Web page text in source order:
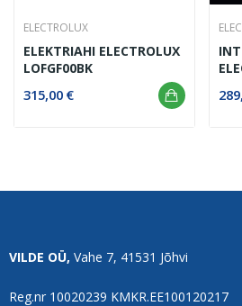
ELECTROLUX
ELEKTRIAHI ELECTROLUX
LOFGF00BK
315,00 €
VILDE OÜ, Vahe 7, 41531 Jõhvi
Reg.nr 10020239 KMKR.EE100120217